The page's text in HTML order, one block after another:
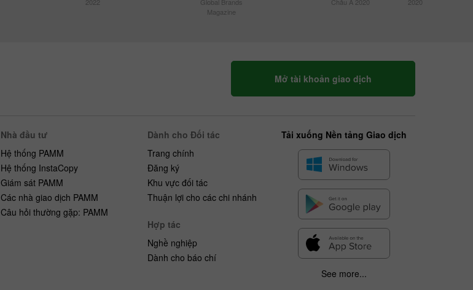
Magazine
Mở tài khoản giao dịch
Nhà đầu tư
Hệ thống PAMM
Hệ thống InstaCopy
Giám sát PAMM
Các nhà giao dịch PAMM
Câu hỏi thường gặp: PAMM
Dành cho Đối tác
Trang chính
Đăng ký
Khu vực đối tác
Thuận lợi cho các chi nhánh
Hợp tác
Nghề nghiệp
Dành cho báo chí
Tải xuống Nền tảng Giao dịch
See more...